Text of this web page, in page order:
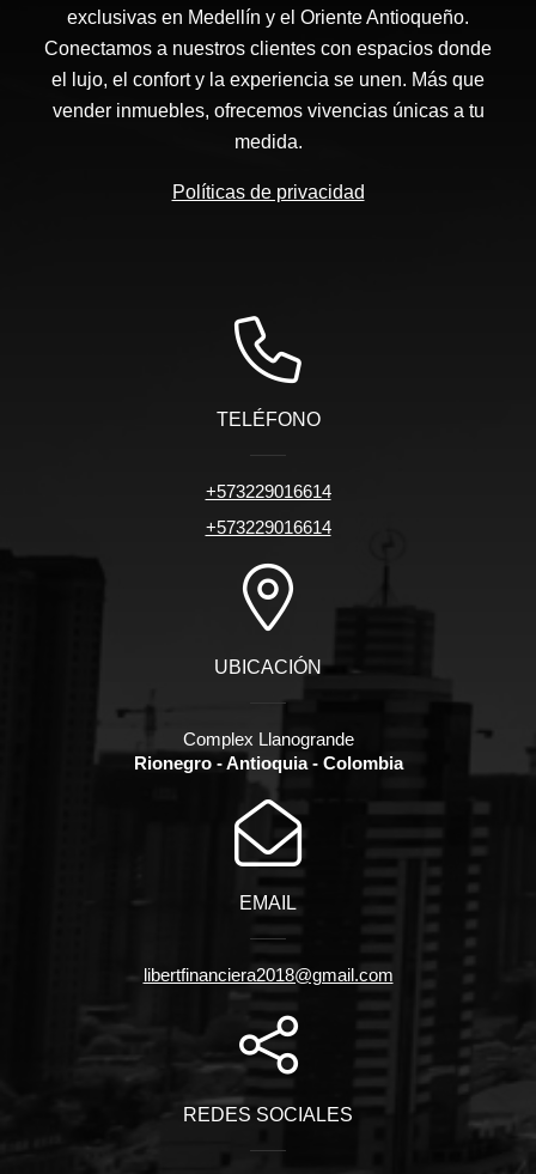
exclusivas en Medellín y el Oriente Antioqueño.
Conectamos a nuestros clientes con espacios donde
el lujo, el confort y la experiencia se unen. Más que
vender inmuebles, ofrecemos vivencias únicas a tu
medida.
Políticas de privacidad
TELÉFONO
+573229016614
+573229016614
UBICACIÓN
Complex Llanogrande
Rionegro - Antioquia - Colombia
EMAIL
libertfinanciera2018@gmail.com
REDES SOCIALES